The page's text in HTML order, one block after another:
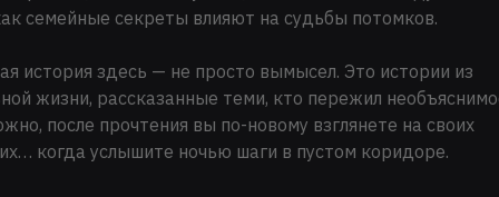
семейные секреты влияют на судьбы потомков.
история здесь — не просто вымысел. Это истории из
жизни, рассказанные теми, кто пережил
после прочтения вы по-новому взглянете на своих
когда услышите ночью шаги в пустом коридоре.